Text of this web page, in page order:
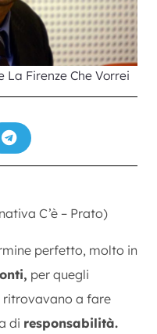
La Firenze Che Vorrei
C’è – Prato)
perfetto, molto in
per quegli
ritrovavano a fare
di responsabilità.